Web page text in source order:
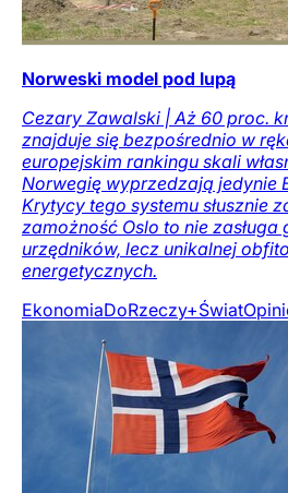
Norweski model pod lupą
Cezary Zawalski | Aż 60 proc.
znajduje się bezpośrednio w
europejskim rankingu skali
Norwegię wyprzedzają jedynie
Krytycy tego systemu słusznie
zamożność Oslo to nie zasługa
urzędników, lecz unikalnej
energetycznych.
EkonomiaDoRzeczy+Świat